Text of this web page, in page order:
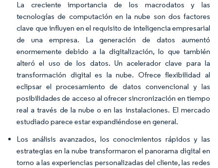
La creciente importancia de los macrodatos y las
tecnologías de computación en la nube son dos factores
clave que influyen en el requisito de inteligencia empresarial
de una empresa. La generación de datos aumentó
enormemente debido a la digitalización, lo que también
alteró el uso de los datos. Un acelerador clave para la
transformación digital es la nube. Ofrece flexibilidad al
eclipsar el procesamiento de datos convencional y las
posibilidades de acceso al ofrecer sincronización en tiempo
real a través de la nube o en las instalaciones. El mercado
estudiado parece estar expandiéndose en general.
Los análisis avanzados, los conocimientos rápidos y las
estrategias en la nube transformaron el panorama digital en
torno a las experiencias personalizadas del cliente, las redes